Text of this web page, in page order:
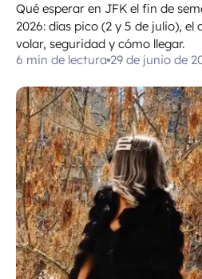
Qué esperar en JFK el fin de
2026: días pico (2 y 5 de julio),
volar, seguridad y cómo llegar.
6 min de lectura 29 de junio de